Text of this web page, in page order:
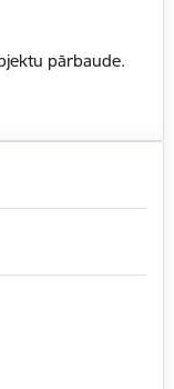
pārbaude.